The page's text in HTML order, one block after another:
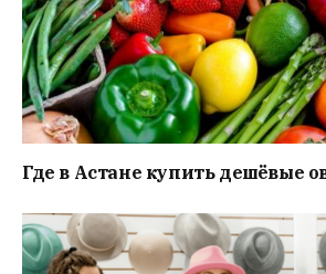
Где в Астане купить дешёвые